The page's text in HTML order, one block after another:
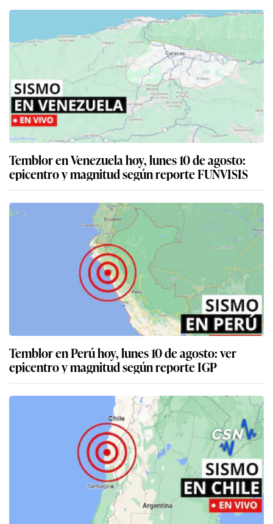
Temblor en Venezuela hoy, lunes 10 de agosto:
epicentro y magnitud según reporte FUNVISIS
Temblor en Perú hoy, lunes 10 de agosto: ver
epicentro y magnitud según reporte IGP